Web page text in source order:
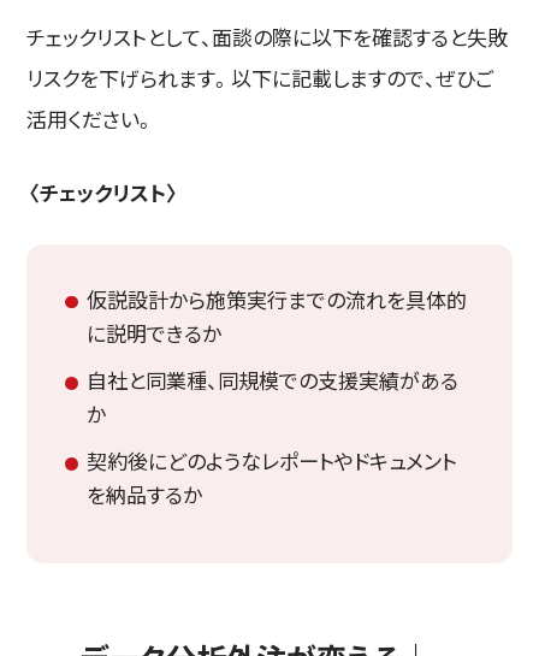
チェックリストとして、面談の際に以下を確認すると失敗
リスクを下げられます。以下に記載しますので、ぜひご
活用ください。
〈チェックリスト〉
仮説設計から施策実行までの流れを具体的
に説明できるか
自社と同業種、同規模での支援実績がある
か
契約後にどのようなレポートやドキュメント
を納品するか